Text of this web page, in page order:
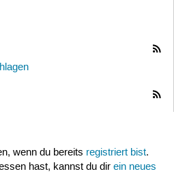
wenn du bereits registriert bist.
hast, kannst du dir ein neues